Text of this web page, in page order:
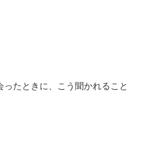
たときに、こう聞かれること